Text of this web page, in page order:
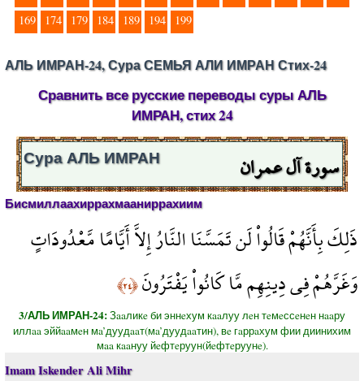
169
174 179 184 189 194 199
АЛЬ ИМРАН-24, Сура СЕМЬЯ АЛИ ИМРАН Стих-24
Сравнить все русские переводы суры АЛЬ
ИМРАН, стих 24
سورة آل عمران Сура АЛЬ ИМРАН
Бисмиллаахиррахмааниррахиим
ذَلِكَ بِأَنَّهُمْ قَالُواْ لَن تَمَسَّنَا النَّارُ إِلاَّ أَيَّامًا مَّعْدُودَاتٍ
وَغَرَّهُمْ فِي دِينِهِم مَّا كَانُواْ يَفْتَرُونَ﴿٢٤﴾
3/АЛЬ ИМРАН-24:Зaaликe би эннeхум кaaлуу лeн тeмeссeнeн нaaру
иллaa эййaaмeн мa’дуудaaт(мa’дуудaaтин), вe гaррaхум фии диинихим
мaa кaaнуу йeфтeруун(йeфтeруунe).
Imam Iskender Ali Mihr